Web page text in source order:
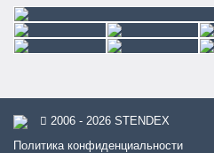
2006 - 2026 STENDEX
Политика конфиденциальности